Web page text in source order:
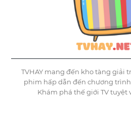
TVHAY mang đến kho tàng giải
phim hấp dẫn đến chương
Khám phá thế giới TV tuyệt